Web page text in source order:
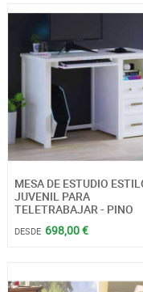
MESA DE ESTUDIO
JUVENIL PARA
TELETRABAJAR - PINO
DESDE 698,00 €